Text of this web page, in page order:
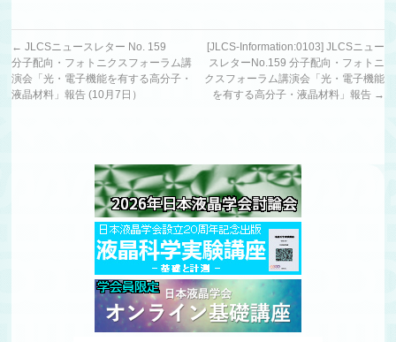
← JLCSニュースレター No. 159
分子配向・フォトニクスフォーラム講
演会「光・電子機能を有する高分子・
液晶材料」報告 (10月7日）
[JLCS-Information:0103] JLCSニュー
スレターNo.159 分子配向・フォトニ
クスフォーラム講演会「光・電子機能
を有する高分子・液晶材料」報告 →